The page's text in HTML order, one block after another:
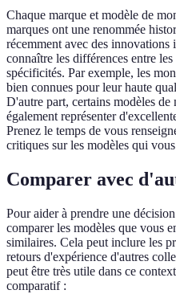
Chaque marque et modèle de
marques ont une renommée
récemment avec des innovations
connaître les différences entre
spécificités. Par exemple, les
bien connues pour leur haute
D'autre part, certains modèles
également représenter
Prenez le temps de vous
critiques sur les modèles qui
Comparer avec
Pour aider à prendre une
comparer les modèles que vous
similaires. Cela peut inclure les
retours d'expérience d'autres
peut être très utile dans ce
comparatif :